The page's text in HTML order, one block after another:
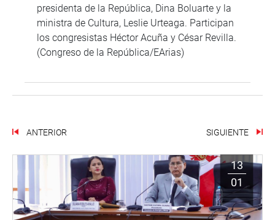
presidenta de la República, Dina Boluarte y la
ministra de Cultura, Leslie Urteaga. Participan
los congresistas Héctor Acuña y César Revilla.
(Congreso de la República/EArias)
ANTERIOR SIGUIENTE
13
01